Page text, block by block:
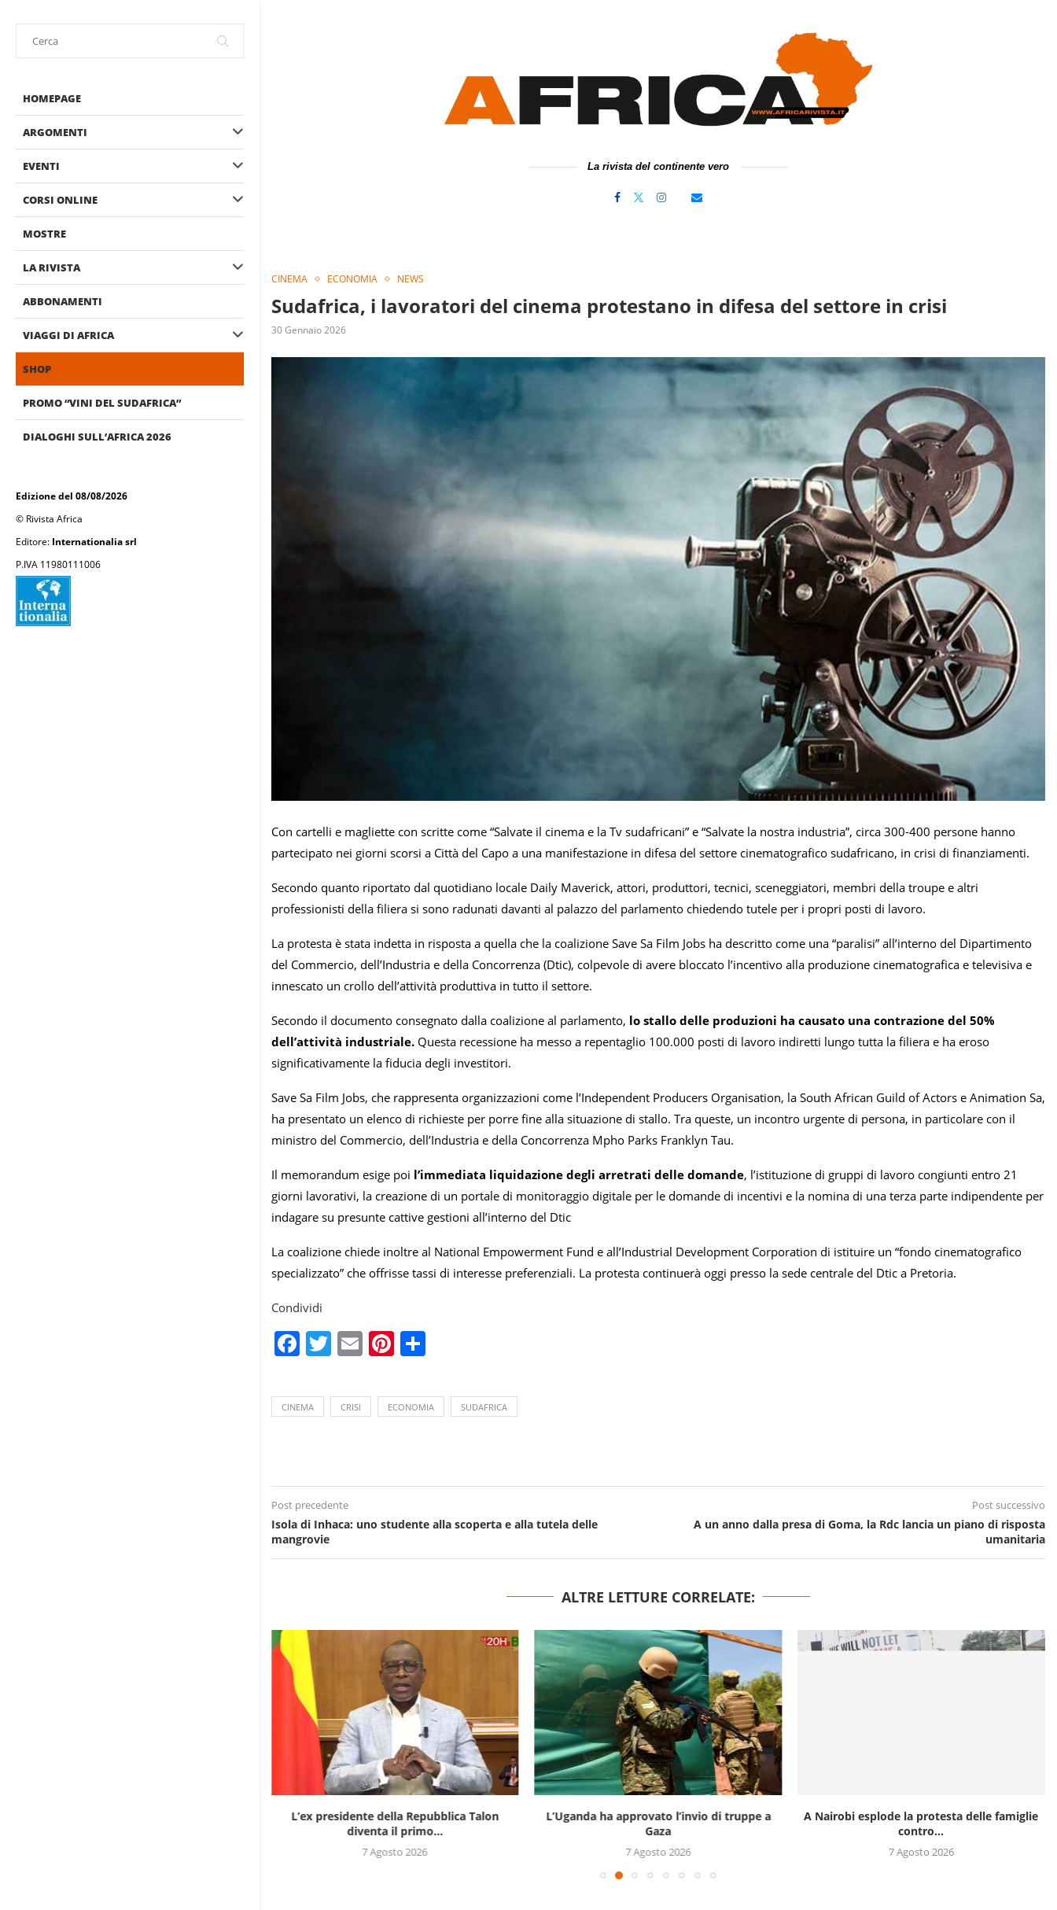
HOMEPAGE
ARGOMENTI
EVENTI
CORSI ONLINE
MOSTRE
LA RIVISTA
ABBONAMENTI
VIAGGI DI AFRICA
SHOP
PROMO “VINI DEL SUDAFRICA”
DIALOGHI SULL’AFRICA 2026
Edizione del 08/08/2026
© Rivista Africa
Editore: Internationalia srl
P.IVA 11980111006
La rivista del continente vero
CINEMA ECONOMIA NEWS
Sudafrica, i lavoratori del cinema protestano in difesa del settore in crisi
30 Gennaio 2026
Con cartelli e magliette con scritte come “Salvate il cinema e la Tv sudafricani” e “Salvate la nostra industria”, circa 300-400 persone hanno
partecipato nei giorni scorsi a Città del Capo a una manifestazione in difesa del settore cinematografico sudafricano, in crisi di finanziamenti.
Secondo quanto riportato dal quotidiano locale Daily Maverick, attori, produttori, tecnici, sceneggiatori, membri della troupe e altri
professionisti della filiera si sono radunati davanti al palazzo del parlamento chiedendo tutele per i propri posti di lavoro.
La protesta è stata indetta in risposta a quella che la coalizione Save Sa Film Jobs ha descritto come una “paralisi” all’interno del Dipartimento
del Commercio, dell’Industria e della Concorrenza (Dtic), colpevole di avere bloccato l’incentivo alla produzione cinematografica e televisiva e
innescato un crollo dell’attività produttiva in tutto il settore.
Secondo il documento consegnato dalla coalizione al parlamento, lo stallo delle produzioni ha causato una contrazione del 50%
dell’attività industriale. Questa recessione ha messo a repentaglio 100.000 posti di lavoro indiretti lungo tutta la filiera e ha eroso
significativamente la fiducia degli investitori.
Save Sa Film Jobs, che rappresenta organizzazioni come l’Independent Producers Organisation, la South African Guild of Actors e Animation Sa,
ha presentato un elenco di richieste per porre fine alla situazione di stallo. Tra queste, un incontro urgente di persona, in particolare con il
ministro del Commercio, dell’Industria e della Concorrenza Mpho Parks Franklyn Tau.
Il memorandum esige poi l’immediata liquidazione degli arretrati delle domande, l’istituzione di gruppi di lavoro congiunti entro 21
giorni lavorativi, la creazione di un portale di monitoraggio digitale per le domande di incentivi e la nomina di una terza parte indipendente per
indagare su presunte cattive gestioni all’interno del Dtic
La coalizione chiede inoltre al National Empowerment Fund e all’Industrial Development Corporation di istituire un “fondo cinematografico
specializzato” che offrisse tassi di interesse preferenziali. La protesta continuerà oggi presso la sede centrale del Dtic a Pretoria.
Condividi
Facebook
Twitter
EmailPinterest
CINEMA CRISI ECONOMIA SUDAFRICA
Post precedente
Isola di Inhaca: uno studente alla scoperta e alla tutela delle
mangrovie
Post successivo
A un anno dalla presa di Goma, la Rdc lancia un piano di risposta
umanitaria
ALTRE LETTURE CORRELATE:
L’ex presidente della Repubblica Talon
diventa il primo...
7 Agosto 2026
L’Uganda ha approvato l’invio di truppe a
Gaza
7 Agosto 2026
A Nairobi esplode la protesta delle famiglie
contro...
7 Agosto 2026